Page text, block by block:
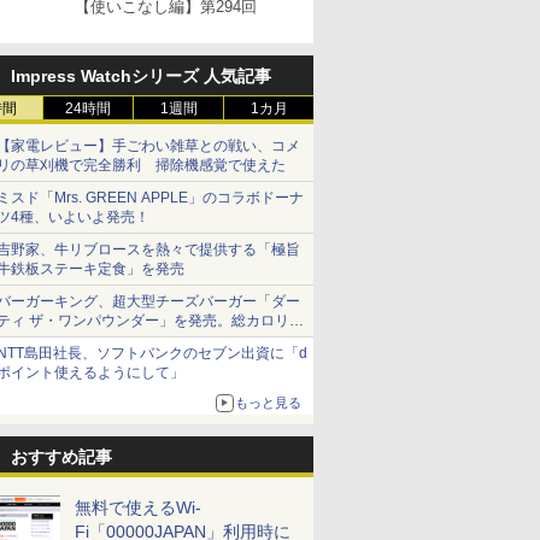
【使いこなし編】第294回
Impress Watchシリーズ 人気記事
24時間 1週間 1カ月
家電レビュー】手ごわい雑草との戦い、コメ
の草刈機で完全勝利 掃除機感覚で使えた
スド「Mrs. GREEN APPLE」のコラボドーナ
4種、いよいよ発売！
野家、牛リブロースを熱々で提供する「極旨
鉄板ステーキ定食」を発売
ーガーキング、超大型チーズバーガー「ダー
ィ ザ・ワンパウンダー」を発売。総カロリー
1656kcal、総重量約527g！
島田社長、ソフトバンクのセブン出資に「d
イント使えるようにして」
もっと見る
おすすめ記事
無料で使えるWi-
Fi「00000JAPAN」利用時に